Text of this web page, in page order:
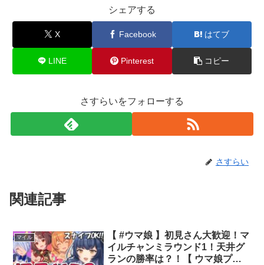
シェアする
X Facebook はてブ
LINE Pinterest コピー
さすらいをフォローする
さすらい
関連記事
マイル
【 #ウマ娘 】初見さん大歓迎！マ
イルチャンミラウンド1！天井グ
ランの勝率は？！【 ウマ娘プリ